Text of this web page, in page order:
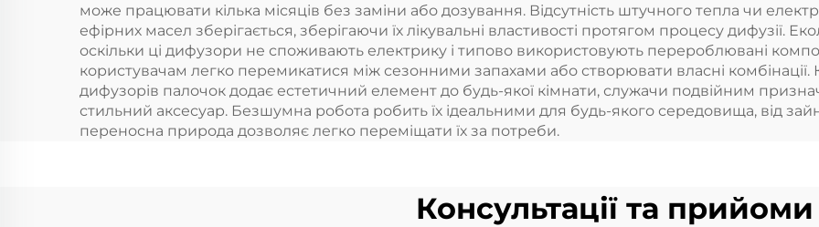
може працювати кілька місяців без заміни або дозування. Відсутність штучного тепла чи
ефірних масел зберігається, зберігаючи їх лікувальні властивості протягом процесу дифузії.
оскільки ці дифузори не споживають електрику і типово використовують перероблювані
користувачам легко перемикатися між сезонними запахами або створювати власні комбінації.
дифузорів палочок додає естетичний елемент до будь-якої кімнати, служачи подвійним
стильний аксесуар. Безшумна робота робить їх ідеальними для будь-якого середовища, від
переносна природа дозволяє легко переміщати їх за потреби.
Консультації та прийоми